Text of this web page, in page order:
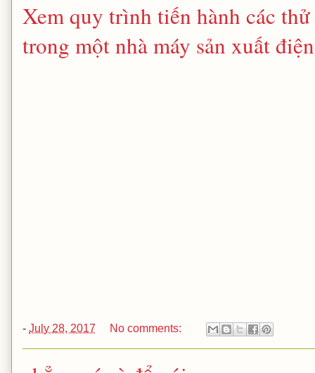
Xem quy trình tiến hành các
trong một nhà máy sản xuất
- July 28, 2017 No comments: